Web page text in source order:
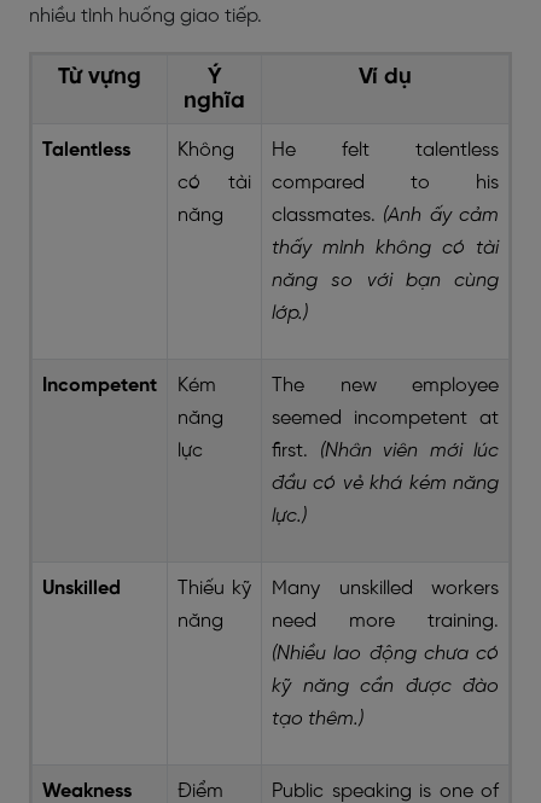
nhiều tình huống giao tiếp.
Từ vựng
Ý
nghĩa
Ví dụ
Talentless
Không
có tài
năng
He felt talentless
compared to his
classmates. (Anh ấy cảm
thấy mình không có tài
năng so với bạn cùng
lớp.)
Incompetent
Kém
năng
lực
The new employee
seemed incompetent at
first. (Nhân viên mới lúc
đầu có vẻ khá kém năng
lực.)
Unskilled
Thiếu kỹ
năng
Many unskilled workers
need more training.
(Nhiều lao động chưa có
kỹ năng cần được đào
tạo thêm.)
Weakness
Điểm
Public speaking is one of